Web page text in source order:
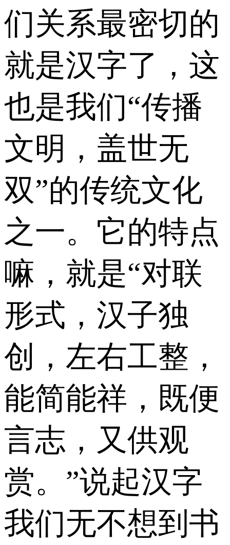
们关系最密切的
就是汉字了，这
也是我们“传播
文明，盖世无
双”的传统文化
之一。它的特点
嘛，就是“对联
形式，汉子独
创，左右工整，
能简能祥，既便
言志，又供观
赏。”说起汉字
我们无不想到书